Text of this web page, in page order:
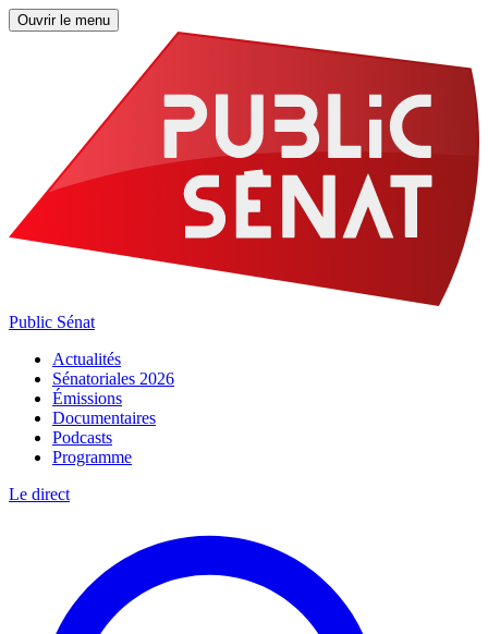
Ouvrir le menu
Public Sénat
Actualités
Sénatoriales 2026
Émissions
Documentaires
Podcasts
Programme
Le direct